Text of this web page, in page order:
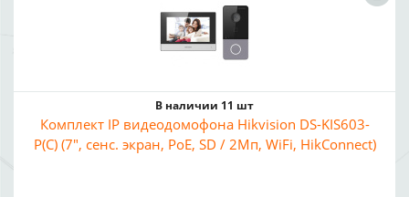
В наличии 11 шт
Комплект IP видеодомофона Hikvision DS-KIS603-
P(C) (7", сенс. экран, PoE, SD / 2Мп, WiFi, HikConnect)